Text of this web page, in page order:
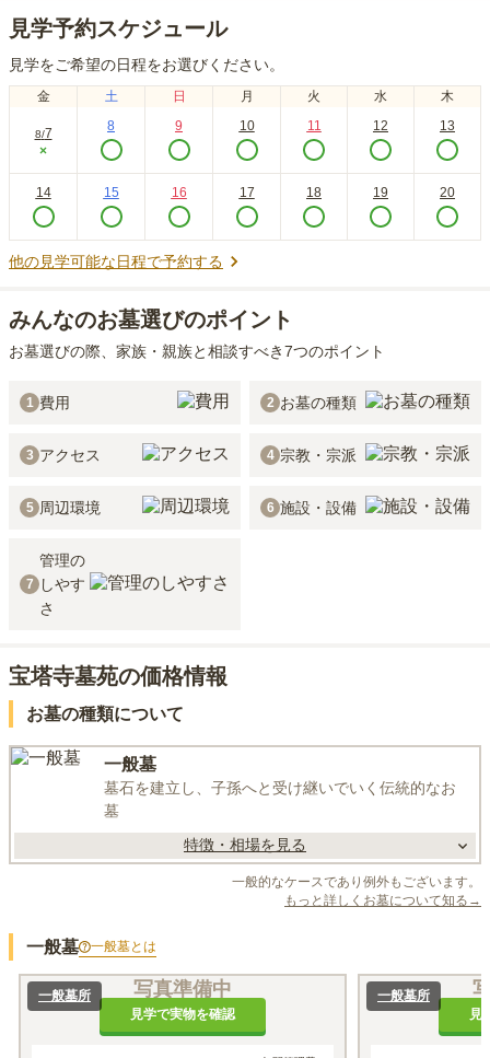
見学予約スケジュール
見学をご希望の日程をお選びください。
金 土 日 月 火 水 木
8/7
×
8 9 10 11 12 13
14 15 16 17 18 19 20
他の見学可能な日程で予約する
みんなのお墓選びのポイント
お墓選びの際、家族・親族と相談すべき7つのポイント
1 費用 2 お墓の種類
3 アクセス 4 宗教・宗派
5 周辺環境 6 施設・設備
7
管理の
しやす
さ
宝塔寺墓苑の価格情報
お墓の種類について
一般墓
墓石を建立し、子孫へと受け継いでいく伝統的なお
墓
特徴・相場を見る
一般的なケースであり例外もございます。
もっと詳しくお墓について知る→
一般墓 一般墓とは
写真準備中
見学で実物を確認
一般墓所
見
一般墓所